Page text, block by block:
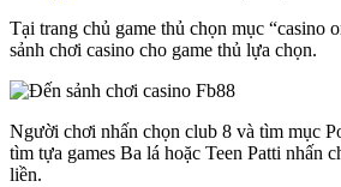
Tại trang chủ game thủ chọn mục “casino
sảnh chơi casino cho game thủ lựa chọn.
Người chơi nhấn chọn club 8 và tìm mục
tìm tựa games Ba lá hoặc Teen Patti nhấn
liền.